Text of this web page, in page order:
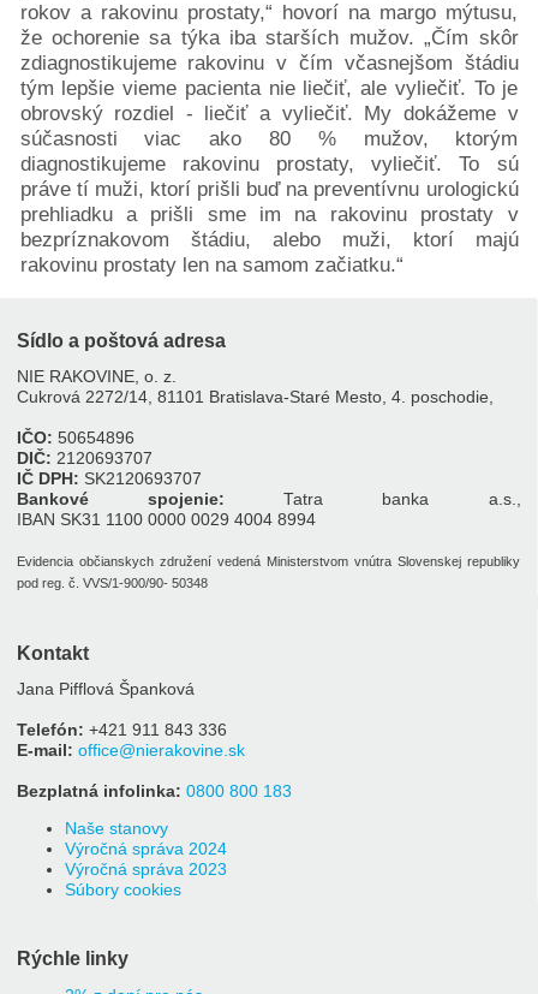
rokov a rakovinu prostaty,“ hovorí na margo mýtusu,
že ochorenie sa týka iba starších mužov. „Čím skôr
zdiagnostikujeme rakovinu v čím včasnejšom štádiu
tým lepšie vieme pacienta nie liečiť, ale vyliečiť. To je
obrovský rozdiel - liečiť a vyliečiť. My dokážeme v
súčasnosti viac ako 80 % mužov, ktorým
diagnostikujeme rakovinu prostaty, vyliečiť. To sú
práve tí muži, ktorí prišli buď na preventívnu urologickú
prehliadku a prišli sme im na rakovinu prostaty v
bezpríznakovom štádiu, alebo muži, ktorí majú
rakovinu prostaty len na samom začiatku.“
Sídlo a poštová adresa
NIE RAKOVINE, o. z.
Cukrová 2272/14, 81101 Bratislava-Staré Mesto, 4. poschodie,
IČO: 50654896
DIČ: 2120693707
IČ DPH: SK2120693707
Bankové spojenie: Tatra banka a.s.,
IBAN SK31 1100 0000 0029 4004 8994
Evidencia občianskych združení vedená Ministerstvom vnútra Slovenskej republiky
pod reg. č. VVS/1-900/90- 50348
Kontakt
Jana Pifflová Španková
Telefón: +421 911 843 336
E-mail: office@nierakovine.sk
Bezplatná infolinka: 0800 800 183
Naše stanovy
Výročná správa 2024
Výročná správa 2023
Súbory cookies
Rýchle linky